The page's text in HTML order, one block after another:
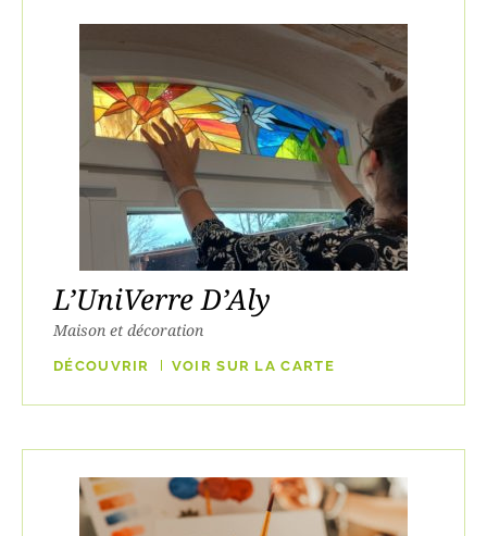
L’UniVerre D’Aly
Maison et décoration
DÉCOUVRIR VOIR SUR LA CARTE